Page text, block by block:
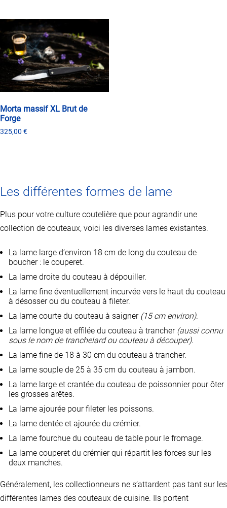
plusieurs
variations.
Les
options
peuvent
choisies
sur
page
du
produit
Morta massif XL Brut de
Forge
325,00 €
Les
peuvent
être
choisies
la
page
produit
Les différentes formes de lame
Plus pour votre culture coutelière que pour agrandir une
collection de couteaux, voici les diverses lames existantes.
La lame large d’environ 18 cm de long du couteau de
boucher : le couperet.
La lame droite du couteau à dépouiller.
La lame fine éventuellement incurvée vers le haut du couteau
à désosser ou du couteau à fileter.
La lame courte du couteau à saigner (15 cm environ).
La lame longue et effilée du couteau à trancher (aussi connu
sous le nom de tranchelard ou couteau à découper).
La lame fine de 18 à 30 cm du couteau à trancher.
La lame souple de 25 à 35 cm du couteau à jambon.
La lame large et crantée du couteau de poissonnier pour ôter
les grosses arêtes.
La lame ajourée pour fileter les poissons.
La lame dentée et ajourée du crémier.
La lame fourchue du couteau de table pour le fromage.
La lame couperet du crémier qui répartit les forces sur les
deux manches.
Généralement, les collectionneurs ne s’attardent pas tant sur les
différentes lames des couteaux de cuisine. Ils portent